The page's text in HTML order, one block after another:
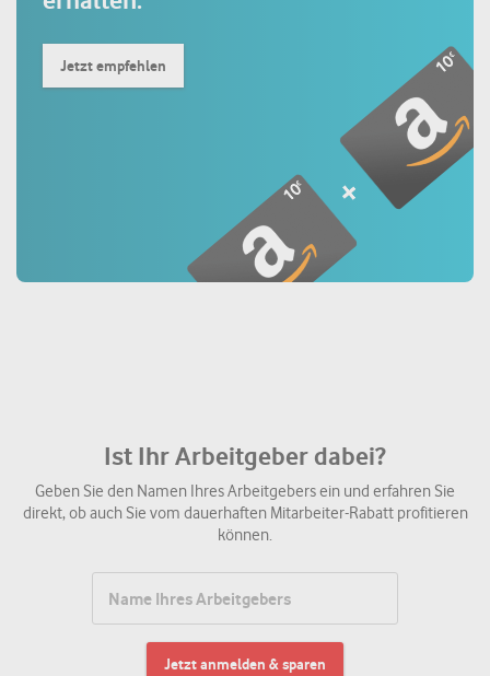
Jetzt empfehlen
Ist Ihr Arbeitgeber dabei?
Geben Sie den Namen Ihres Arbeitgebers ein und erfahren Sie
direkt, ob auch Sie vom dauerhaften Mitarbeiter-Rabatt profitieren
können.
Jetzt anmelden & sparen